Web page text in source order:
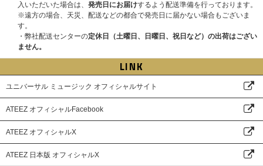
入いただいた場合は、 発売日にお届けするよう配送準備を行っております。
※遠方の場合、天災、配送などの都合で発売日に届かない場合もございま
す。
・弊社配送センターの定休日（土曜日、日曜日、祝日など）の出荷はござい
ません。
LINK
ユニバーサル ミュージック オフィシャルサイト
ATEEZ オフィシャルFacebook
ATEEZ オフィシャルX
ATEEZ 日本版 オフィシャルX